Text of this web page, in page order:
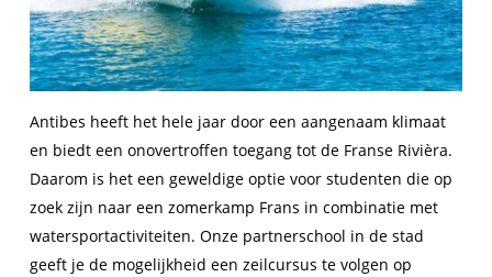
Antibes heeft het hele jaar door een aangenaam klimaat
en biedt een onovertroffen toegang tot de Franse Rivièra.
Daarom is het een geweldige optie voor studenten die op
zoek zijn naar een zomerkamp Frans in combinatie met
watersportactiviteiten. Onze partnerschool in de stad
geeft je de mogelijkheid een zeilcursus te volgen op